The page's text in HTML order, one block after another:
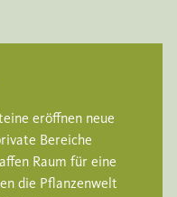
eröffnen neue
Bereiche
Raum für eine
die Pflanzenwelt